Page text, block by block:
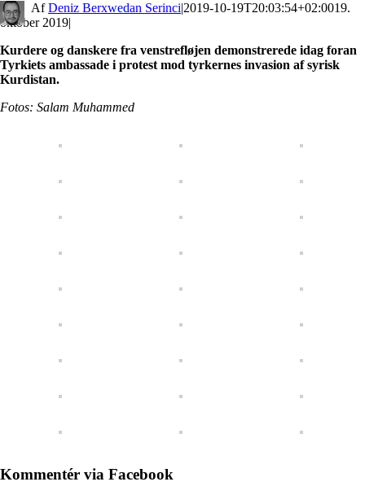
By Deniz Berxwedan Serinci|2019-10-19T20:03:54+02:0019.
oktober 2019|
Kurdere og danskere fra venstrefløjen demonstrerede idag foran
Tyrkiets ambassade i protest mod tyrkernes invasion af syrisk
Kurdistan.
Fotos: Salam Muhammed
Kommentér via Facebook